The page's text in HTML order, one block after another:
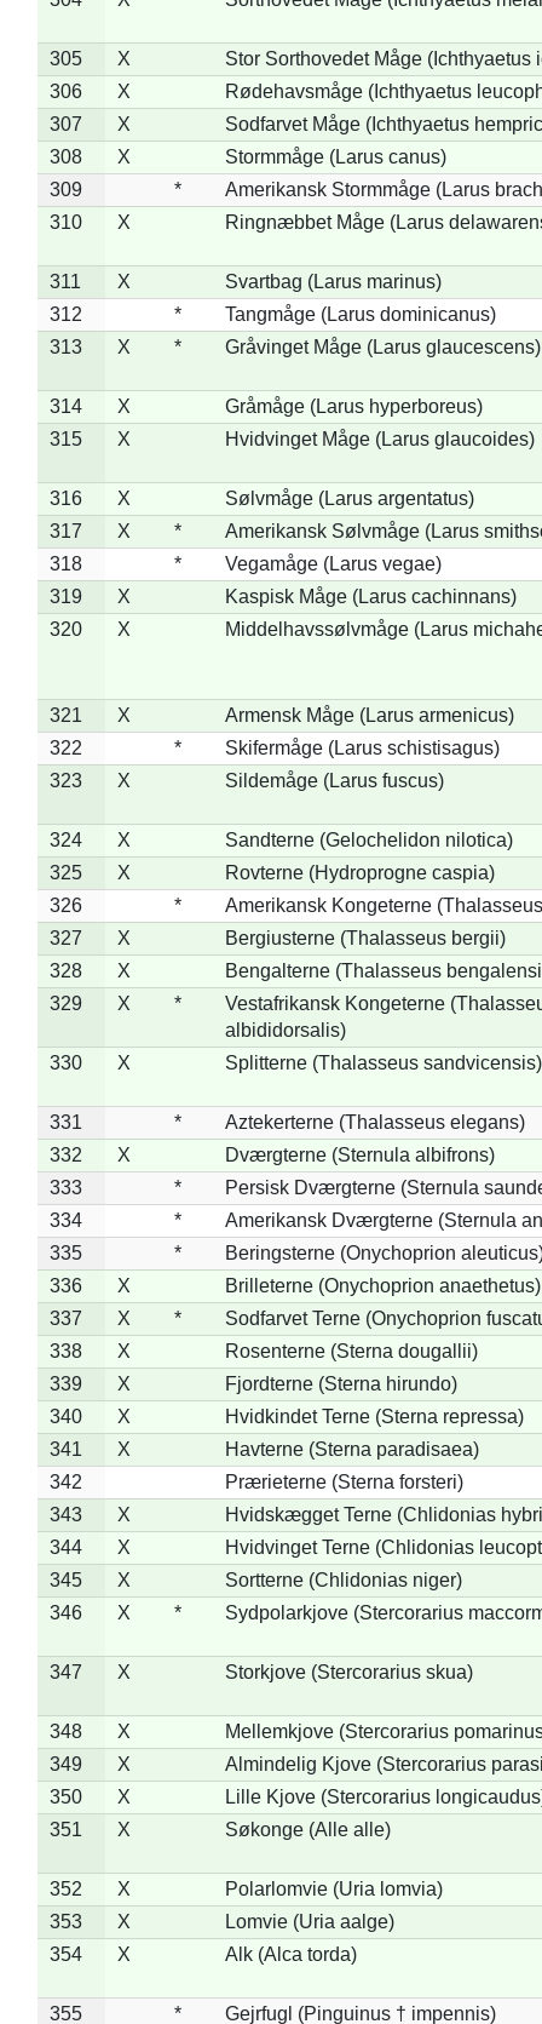
305 X
Stor Sorthovedet Måge (Ichthyaetus
306
X
Rødehavsmåge (Ichthyaetus
307
X
Sodfarvet Måge (Ichthyaetus
308
X
Stormmåge (Larus canus)
309
*
Amerikansk Stormmåge (Larus
310
X Ringnæbbet Måge (Larus
311 X
Svartbag (Larus marinus)
312
*
Tangmåge (Larus dominicanus)
313
X * Gråvinget Måge (Larus glaucescens)
314 X
Gråmåge (Larus hyperboreus)
315
X Hvidvinget Måge (Larus glaucoides)
316 X
Sølvmåge (Larus argentatus)
317
X *
Amerikansk Sølvmåge (Larus
318
*
Vegamåge (Larus vegae)
319
X
Kaspisk Måge (Larus cachinnans)
320
X Middelhavssølvmåge (Larus
321 X
Armensk Måge (Larus armenicus)
322
*
Skifermåge (Larus schistisagus)
323
X Sildemåge (Larus fuscus)
324 X
Sandterne (Gelochelidon nilotica)
325
X
Rovterne (Hydroprogne caspia)
326
*
Amerikansk Kongeterne
327
X
Bergiusterne (Thalasseus bergii)
328
X
Bengalterne (Thalasseus
329
X *
Vestafrikansk Kongeterne
albididorsalis)
330
X Splitterne (Thalasseus sandvicensis)
331 *
Aztekerterne (Thalasseus elegans)
332
X
Dværgterne (Sternula albifrons)
333
*
Persisk Dværgterne (Sternula
334
*
Amerikansk Dværgterne (Sternula
335
*
Beringsterne (Onychoprion
336
X
Brilleterne (Onychoprion anaethetus)
337
X *
Sodfarvet Terne (Onychoprion
338
X
Rosenterne (Sterna dougallii)
339
X
Fjordterne (Sterna hirundo)
340
X
Hvidkindet Terne (Sterna repressa)
341
X
Havterne (Sterna paradisaea)
342
Prærieterne (Sterna forsteri)
343
X
Hvidskægget Terne (Chlidonias
344
X
Hvidvinget Terne (Chlidonias
345
X
Sortterne (Chlidonias niger)
346
X * Sydpolarkjove (Stercorarius
347 X Storkjove (Stercorarius skua)
348 X
Mellemkjove (Stercorarius
349
X
Almindelig Kjove (Stercorarius
350
X
Lille Kjove (Stercorarius
351
X Søkonge (Alle alle)
352 X
Polarlomvie (Uria lomvia)
353
X
Lomvie (Uria aalge)
354
X Alk (Alca torda)
355 *
Gejrfugl (Pinguinus † impennis)